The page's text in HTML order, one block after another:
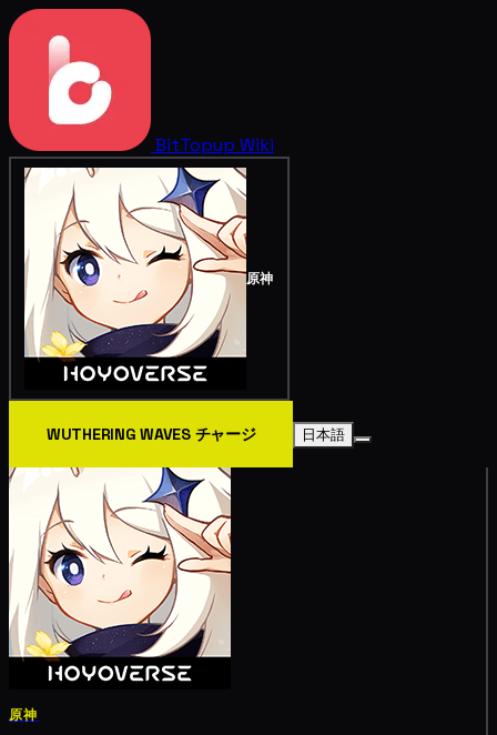
BitTopup Wiki
原神
WUTHERING WAVES チャージ 日本語
原神